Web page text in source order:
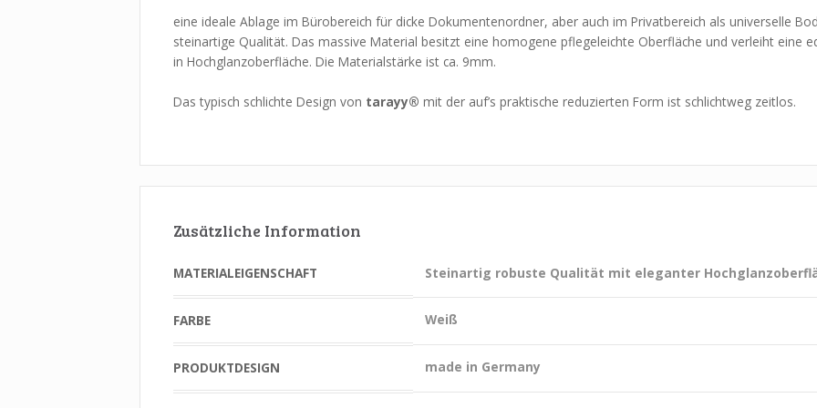
eine ideale Ablage im Bürobereich für dicke Dokumentenordner, aber auch im Privatbereich als universelle
steinartige Qualität. Das massive Material besitzt eine homogene pflegeleichte Oberfläche und verleiht eine
in Hochglanzoberfläche. Die Materialstärke ist ca. 9mm.
Das typisch schlichte Design von tarayy® mit der auf’s praktische reduzierten Form ist schlichtweg zeitlos.
Zusätzliche Information
MATERIALEIGENSCHAFT Steinartig robuste Qualität mit eleganter
FARBE Weiß
PRODUKTDESIGN made in Germany